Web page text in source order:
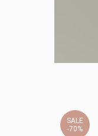
SALE
-70%